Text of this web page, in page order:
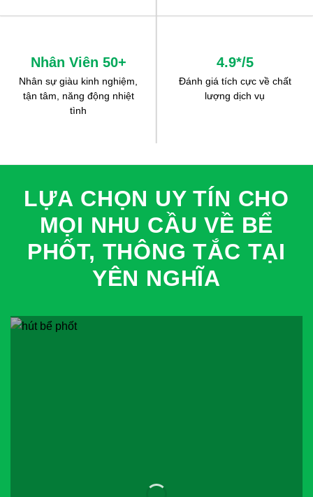
Nhân Viên 50+
Nhân sự giàu kinh nghiệm,
tận tâm, năng động nhiệt
tình
4.9*/5
Đánh giá tích cực về chất
lượng dịch vụ
LỰA CHỌN UY TÍN CHO
MỌI NHU CẦU VỀ BỂ
PHỐT, THÔNG TẮC TẠI
YÊN NGHĨA